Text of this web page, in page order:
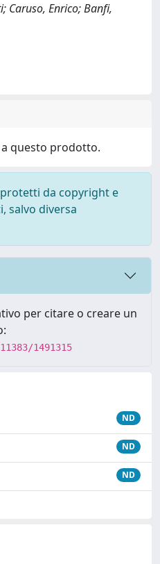
Caruso, Enrico; Banfi,
questo prodotto.
da copyright e
salvo diversa
per citare o creare un
1491315
ND
ND
ND